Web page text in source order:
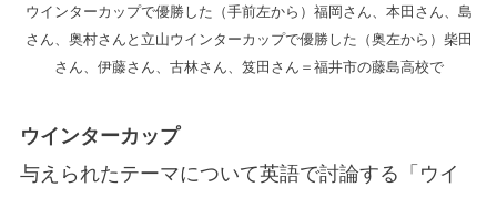
ウインターカップで優勝した（手前左から）福岡さん、本田さん、島
さん、奥村さんと立山ウインターカップで優勝した（奥左から）柴田
さん、伊藤さん、古林さん、笈田さん＝福井市の藤島高校で
ウインターカップ
与えられたテーマについて英語で討論する「ウイ